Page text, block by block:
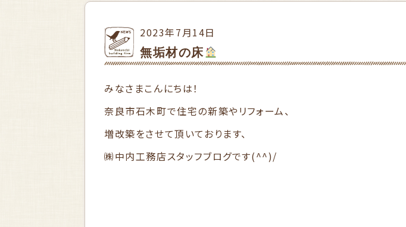
2023年7月14日
無垢材の床
みなさまこんにちは！
奈良市石木町で住宅の新築やリフォーム、
増改築をさせて頂いております、
㈱中内工務店スタッフブログです(^^)/